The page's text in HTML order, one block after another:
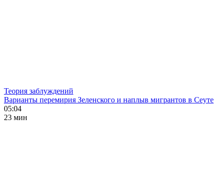
Теория заблуждений
Варианты перемирия Зеленского и наплыв мигрантов в Сеуте
05:04
23 мин